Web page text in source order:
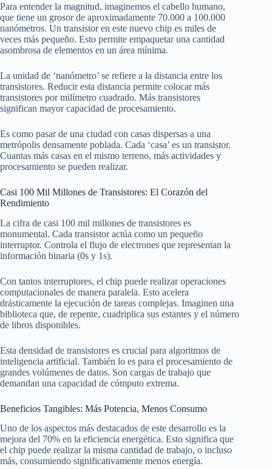
Para entender la magnitud, imaginemos el cabello humano,
que tiene un grosor de aproximadamente 70.000 a 100.000
nanómetros. Un transistor en este nuevo chip es miles de
veces más pequeño. Esto permite empaquetar una cantidad
asombrosa de elementos en un área mínima.
La unidad de ‘nanómetro’ se refiere a la distancia entre los
transistores. Reducir esta distancia permite colocar más
transistores por milímetro cuadrado. Más transistores
significan mayor capacidad de procesamiento.
Es como pasar de una ciudad con casas dispersas a una
metrópolis densamente poblada. Cada ‘casa’ es un transistor.
Cuantas más casas en el mismo terreno, más actividades y
procesamiento se pueden realizar.
Casi 100 Mil Millones de Transistores: El Corazón del
Rendimiento
La cifra de casi 100 mil millones de transistores es
monumental. Cada transistor actúa como un pequeño
interruptor. Controla el flujo de electrones que representan la
información binaria (0s y 1s).
Con tantos interruptores, el chip puede realizar operaciones
computacionales de manera paralela. Esto acelera
drásticamente la ejecución de tareas complejas. Imaginen una
biblioteca que, de repente, cuadriplica sus estantes y el número
de libros disponibles.
Esta densidad de transistores es crucial para algoritmos de
inteligencia artificial. También lo es para el procesamiento de
grandes volúmenes de datos. Son cargas de trabajo que
demandan una capacidad de cómputo extrema.
Beneficios Tangibles: Más Potencia, Menos Consumo
Uno de los aspectos más destacados de este desarrollo es la
mejora del 70% en la eficiencia energética. Esto significa que
el chip puede realizar la misma cantidad de trabajo, o incluso
más, consumiendo significativamente menos energía.